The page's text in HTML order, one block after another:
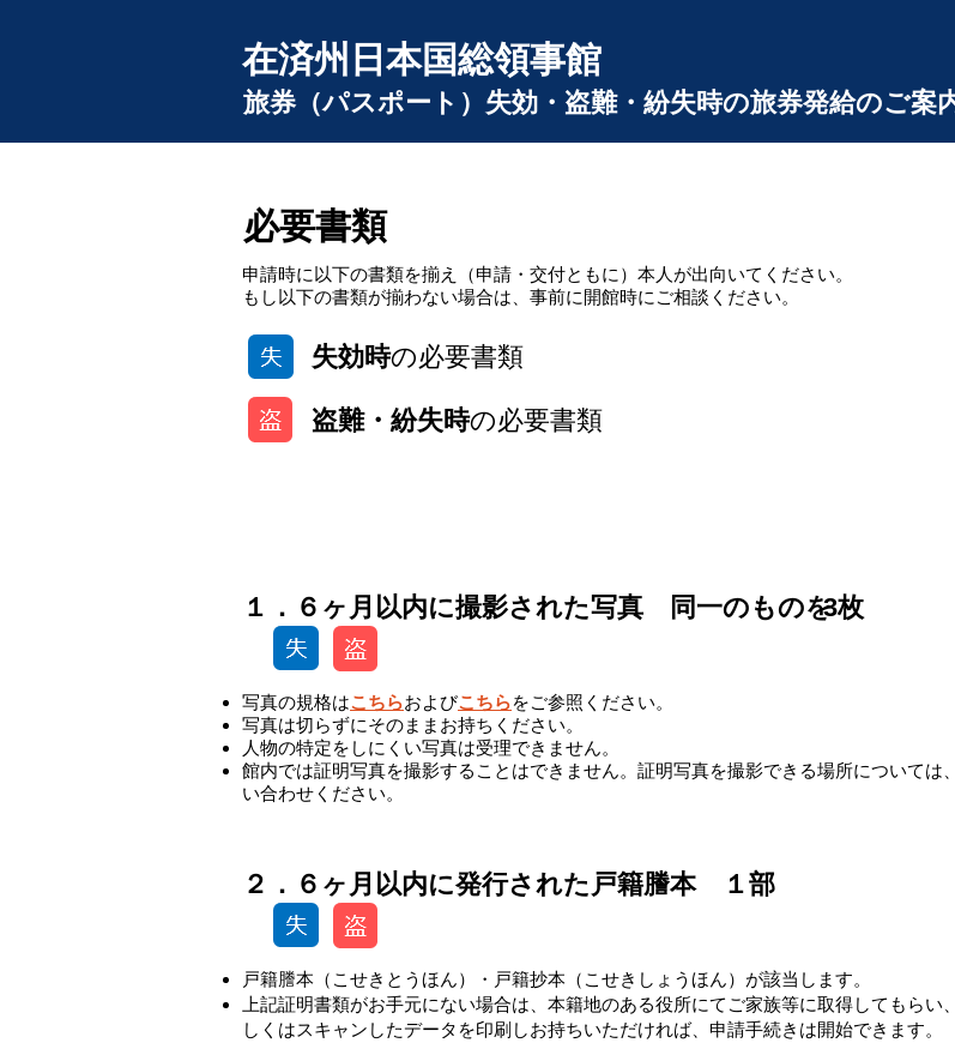
在済州日本国総領事館
旅券（パスポート）失効・盗難・紛失時の旅券発給のご案
必要書類
申請時に以下の書類を揃え（申請・交付ともに）本人が出向いてください。
もし以下の書類が揃わない場合は、事前に開館時にご相談ください。
失効時の必要書類
盗難・紛失時の必要書類
１．６ヶ月以内に撮影された写真 同一のものを3枚
写真の規格はこちらおよびこちらをご参照ください。
写真は切らずにそのままお持ちください。
人物の特定をしにくい写真は受理できません。
館内では証明写真を撮影することはできません。証明写真を撮影できる場所については
い合わせください。
２．６ヶ月以内に発行された戸籍謄本 １部
戸籍謄本（こせきとうほん）・戸籍抄本（こせきしょうほん）が該当します。
上記証明書類がお手元にない場合は、本籍地のある役所にてご家族等に取得してもら
しくはスキャンしたデータを印刷しお持ちいただければ、申請手続きは開始できます。